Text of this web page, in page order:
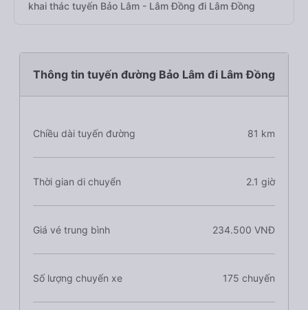
khai thác tuyến Bảo Lâm - Lâm Đồng đi Lâm Đồng
Thông tin tuyến đường Bảo Lâm đi Lâm Đồng
Chiều dài tuyến đường 81 km
Thời gian di chuyển 2.1 giờ
Giá vé trung bình 234.500 VNĐ
Số lượng chuyến xe 175 chuyến